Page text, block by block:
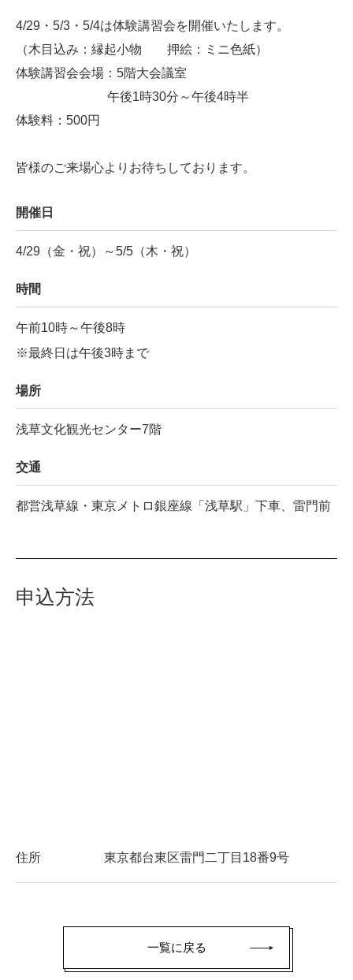
4/29・5/3・5/4は体験講習会を開催いたします。
（木目込み：縁起小物 押絵：ミニ色紙）
体験講習会会場：5階大会議室
午後1時30分～午後4時半
体験料：500円
皆様のご来場心よりお待ちしております。
開催日
4/29（金・祝）～5/5（木・祝）
時間
午前10時～午後8時
※最終日は午後3時まで
場所
浅草文化観光センター7階
交通
都営浅草線・東京メトロ銀座線「浅草駅」下車、雷門前
申込方法
住所 東京都台東区雷門二丁目18番9号
一覧に戻る